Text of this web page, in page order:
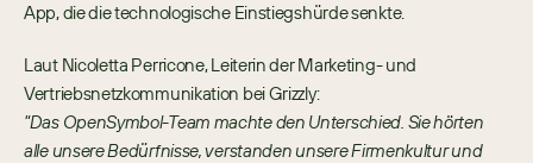
App, die die technologische Einstiegshürde senkte.
Laut Nicoletta Perricone, Leiterin der Marketing- und
Vertriebsnetzkommunikation bei Grizzly:
"Das OpenSymbol-Team machte den Unterschied. Sie hörten
alle unsere Bedürfnisse, verstanden unsere Firmenkultur und